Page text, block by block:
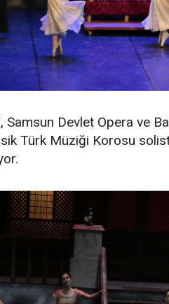
Samsun Devlet Opera ve
Türk Müziği Korosu